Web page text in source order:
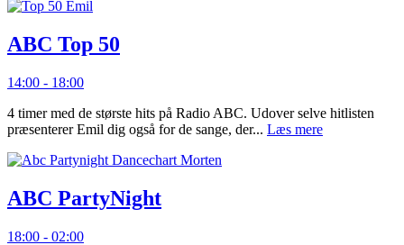
ABC Top 50
14:00 - 18:00
4 timer med de største hits på Radio ABC. Udover selve hitlisten
præsenterer Emil dig også for de sange, der... Læs mere
ABC PartyNight
18:00 - 02:00